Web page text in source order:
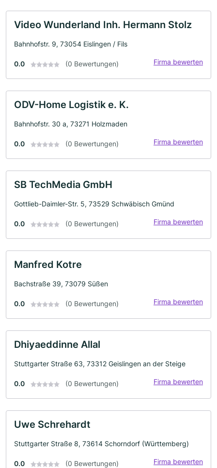
Video Wunderland Inh. Hermann Stolz
Bahnhofstr. 9, 73054 Eislingen / Fils
0.0 (0 Bewertungen) Firma bewerten
ODV-Home Logistik e. K.
Bahnhofstr. 30 a, 73271 Holzmaden
0.0 (0 Bewertungen) Firma bewerten
SB TechMedia GmbH
Gottlieb-Daimler-Str. 5, 73529 Schwäbisch Gmünd
0.0 (0 Bewertungen) Firma bewerten
Manfred Kotre
Bachstraße 39, 73079 Süßen
0.0 (0 Bewertungen) Firma bewerten
Dhiyaeddinne Allal
Stuttgarter Straße 63, 73312 Geislingen an der Steige
0.0 (0 Bewertungen) Firma bewerten
Uwe Schrehardt
Stuttgarter Straße 8, 73614 Schorndorf (Württemberg)
0.0 (0 Bewertungen) Firma bewerten